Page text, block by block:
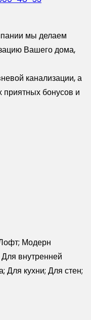
мы делаем
Вашего дома,
канализации, а
приятных бонусов и
Модерн
внутренней
Для кухни; Для стен;